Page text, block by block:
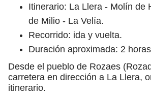
Itinerario: La Llera - Molín de
de Milio - La Velía.
Recorrido: ida y vuelta.
Duración aproximada: 2
Desde el pueblo de Rozaes
carretera en dirección a La Llera,
itinerario.